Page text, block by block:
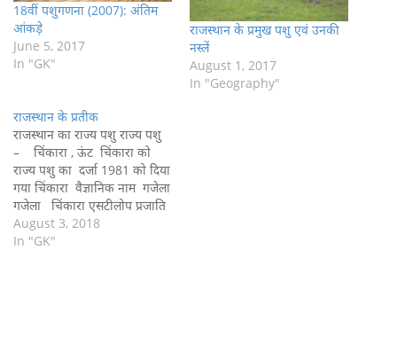
18वीं पशुगणना (2007): अंतिम
आंकड़े
June 5, 2017
In "GK"
राजस्थान के प्रमुख पशु एवं उनकी
नस्लें
August 1, 2017
In "Geography"
राजस्थान के प्रतीक
राजस्थान का राज्य पशु राज्य पशु
– चिंकारा , ऊंट चिंकारा को
राज्य पशु का दर्जा 1981 को दिया
गया चिंकारा वैज्ञानिक नाम गजेला
गजेला चिंकारा एसटीलोप प्रजाति
का मुख्य जिव है | चिंकारा को
छोटा हिरन उपनाम से जाना जाता है
August 3, 2018
In "GK"